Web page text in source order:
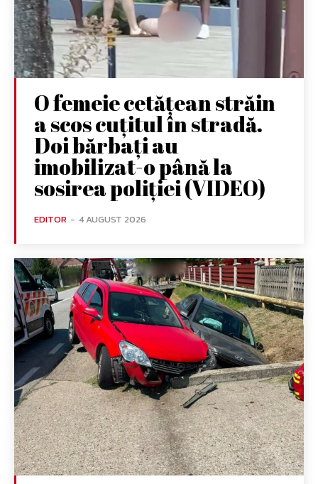
O femeie cetățean străin
a scos cuțitul în stradă.
Doi bărbați au
imobilizat-o până la
sosirea poliției (VIDEO)
EDITOR - 4 AUGUST 2026